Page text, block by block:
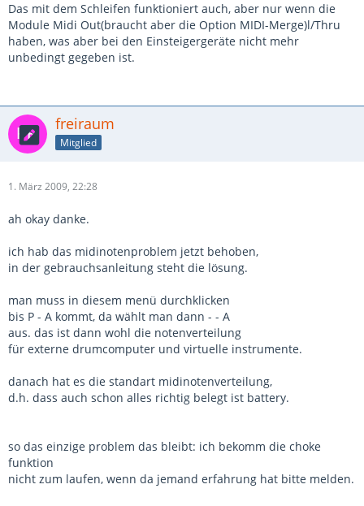
Das mit dem Schleifen funktioniert auch, aber nur wenn die
Module Midi Out(braucht aber die Option MIDI-Merge)l/Thru
haben, was aber bei den Einsteigergeräte nicht mehr
unbedingt gegeben ist.
freiraum
Mitglied
1. März 2009, 22:28
ah okay danke.
ich hab das midinotenproblem jetzt behoben,
in der gebrauchsanleitung steht die lösung.
man muss in diesem menü durchklicken
bis P - A kommt, da wählt man dann - - A
aus. das ist dann wohl die notenverteilung
für externe drumcomputer und virtuelle instrumente.
danach hat es die standart midinotenverteilung,
d.h. dass auch schon alles richtig belegt ist battery.
so das einzige problem das bleibt: ich bekomm die choke
funktion
nicht zum laufen, wenn da jemand erfahrung hat bitte melden.